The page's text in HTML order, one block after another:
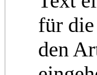
für
den